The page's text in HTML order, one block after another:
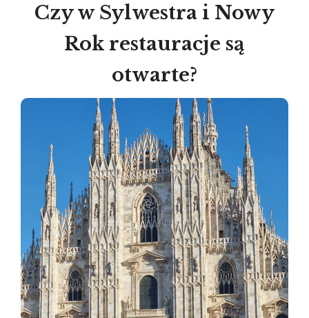
Czy w Sylwestra i Nowy
Rok restauracje są
otwarte?